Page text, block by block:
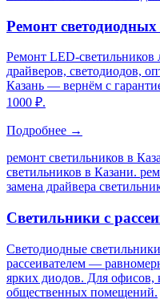
Ремонт
Ремонт LED-светильников
драйверов, светодиодов,
Казань — вернём с
1000 ₽.
Подробнее →
ремонт светильников в
светильников в Казани.
замена драйвера
Светильники с
Светодиодные
рассеивателем —
ярких диодов. Для офисов,
общественных помещений.